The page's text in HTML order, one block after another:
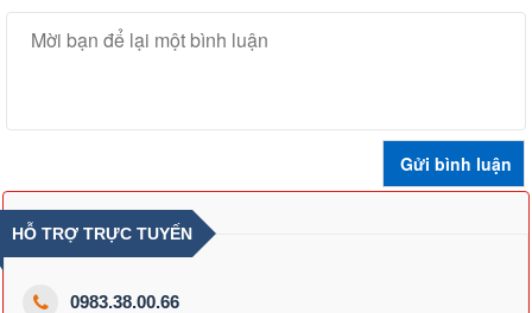
HỖ TRỢ TRỰC TUYẾN
0983.38.00.66